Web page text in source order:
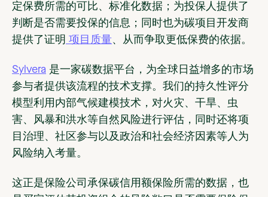
定保费所需的可比、标准化数据；为投保人提供了
判断是否需要投保的信息；同时也为碳项目开发商
提供了证明 项目质量、从而争取更低保费的依据。
Sylvera 是一家碳数据平台，为全球日益增多的市场
参与者提供该流程的技术支撑。我们的持久性评分
模型利用内部气候建模技术，对火灾、干旱、虫
害、风暴和洪水等自然风险进行评估，同时还将项
目治理、社区参与以及政治和社会经济因素等人为
风险纳入考量。
这正是保险公司承保碳信用额保险所需的数据，也